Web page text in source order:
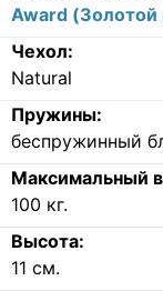
Award
Чехол:
Natural
Пружины:
беспружинный
Максимальный
100 кг.
Высота:
11 см.